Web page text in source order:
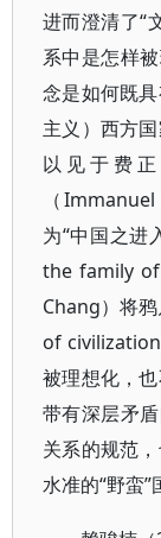
进而澄清了“
系中是怎样
念是如何既
主义）西方
以见于费
（
为“中国之进
the family
Chang）将
of
被理想化，
带有深层矛
关系的规范
水准的“野蛮”